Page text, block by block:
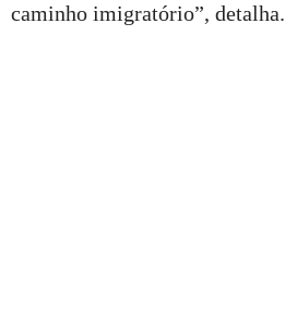
caminho imigratório”, detalha.